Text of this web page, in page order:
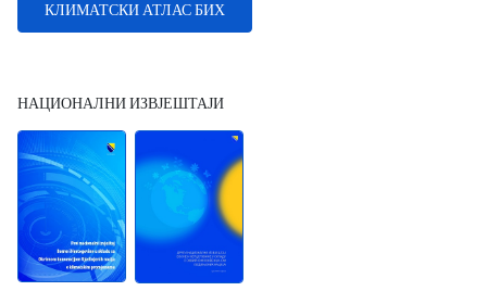
КЛИМАТСКИ АТЛАС БИХ
НАЦИОНАЛНИ ИЗВЈЕШТАЈИ